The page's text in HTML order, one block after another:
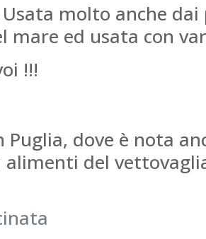
Usata molto anche dai
ed usata con
!!!
dove è nota
alimenti del